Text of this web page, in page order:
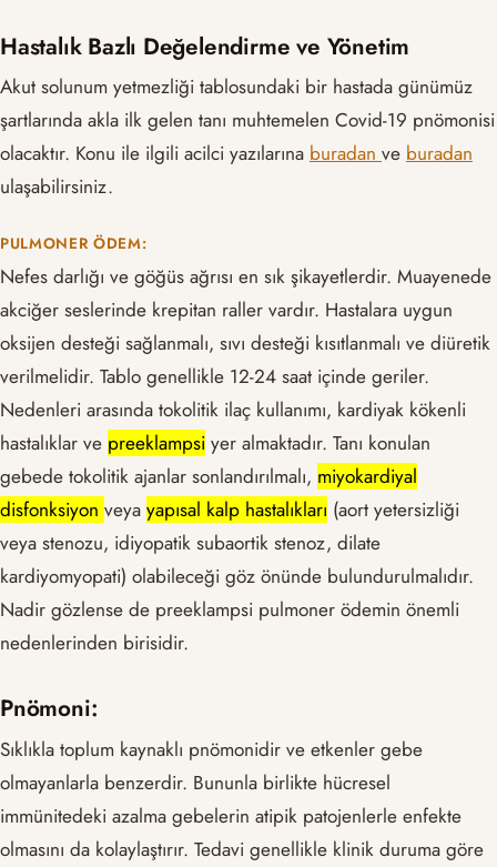
Hastalık Bazlı Değelendirme ve Yönetim
Akut solunum yetmezliği tablosundaki bir hastada günümüz
şartlarında akla ilk gelen tanı muhtemelen Covid-19 pnömonisi
olacaktır. Konu ile ilgili acilci yazılarına buradan ve buradan
ulaşabilirsiniz.
PULMONER ÖDEM:
Nefes darlığı ve göğüs ağrısı en sık şikayetlerdir. Muayenede
akciğer seslerinde krepitan raller vardır. Hastalara uygun
oksijen desteği sağlanmalı, sıvı desteği kısıtlanmalı ve diüretik
verilmelidir. Tablo genellikle 12-24 saat içinde geriler.
Nedenleri arasında tokolitik ilaç kullanımı, kardiyak kökenli
hastalıklar ve preeklampsi yer almaktadır. Tanı konulan
gebede tokolitik ajanlar sonlandırılmalı, miyokardiyal
disfonksiyon veya yapısal kalp hastalıkları (aort yetersizliği
veya stenozu, idiyopatik subaortik stenoz, dilate
kardiyomyopati) olabileceği göz önünde bulundurulmalıdır.
Nadir gözlense de preeklampsi pulmoner ödemin önemli
nedenlerinden birisidir.
Pnömoni:
Sıklıkla toplum kaynaklı pnömonidir ve etkenler gebe
olmayanlarla benzerdir. Bununla birlikte hücresel
immünitedeki azalma gebelerin atipik patojenlerle enfekte
olmasını da kolaylaştırır. Tedavi genellikle klinik duruma göre